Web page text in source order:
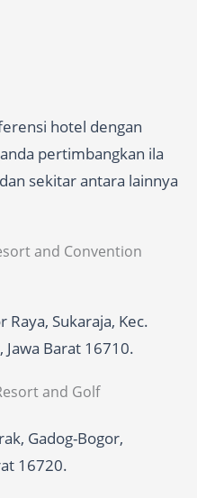
hotel dengan
pertimbangkan ila
sekitar antara lainnya
and Convention
Raya, Sukaraja, Kec.
Jawa Barat 16710.
and Golf
Gadog-Bogor,
16720.